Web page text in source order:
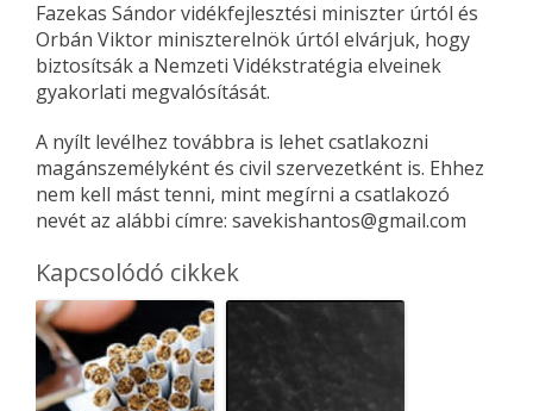
Fazekas Sándor vidékfejlesztési miniszter úrtól és
Orbán Viktor miniszterelnök úrtól elvárjuk, hogy
biztosítsák a Nemzeti Vidékstratégia elveinek
gyakorlati megvalósítását.
A nyílt levélhez továbbra is lehet csatlakozni
magánszemélyként és civil szervezetként is. Ehhez
nem kell mást tenni, mint megírni a csatlakozó
nevét az alábbi címre: savekishantos@gmail.com
Kapcsolódó cikkek